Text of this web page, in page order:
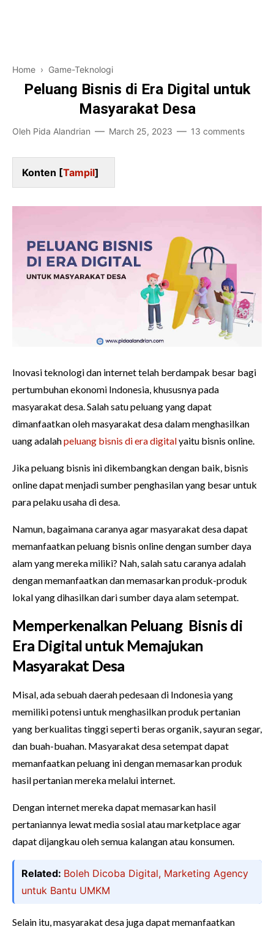
Game-Teknologi
Entertainment
Home › Game-Teknologi
Peluang Bisnis di Era Digital untuk
Masyarakat Desa
Oleh Pida Alandrian March 25, 2023 13 comments
Konten [Tampil]
Inovasi teknologi dan internet telah berdampak besar bagi
pertumbuhan ekonomi Indonesia, khususnya pada
masyarakat desa. Salah satu peluang yang dapat
dimanfaatkan oleh masyarakat desa dalam menghasilkan
uang adalahpeluang bisnis di era digitalyaitu bisnis online.
Jika peluang bisnis ini dikembangkan dengan baik, bisnis
online dapat menjadi sumber penghasilan yang besar untuk
para pelaku usaha di desa.
Namun, bagaimana caranya agar masyarakat desa dapat
memanfaatkan peluang bisnis online dengan sumber daya
alam yang mereka miliki? Nah, salah satu caranya adalah
dengan memanfaatkan dan memasarkan produk-produk
lokal yang dihasilkan dari sumber daya alam setempat.
Memperkenalkan Peluang Bisnis di
Era Digital untuk Memajukan
Masyarakat Desa
Misal, ada sebuah daerah pedesaan di Indonesia yang
memiliki potensi untuk menghasilkan produk pertanian
yang berkualitas tinggi seperti beras organik, sayuran segar,
dan buah-buahan. Masyarakat desa setempat dapat
memanfaatkan peluang ini dengan memasarkan produk
hasil pertanian mereka melalui internet.
Dengan internet mereka dapat memasarkan hasil
pertaniannya lewat media sosial atau marketplace agar
dapat dijangkau oleh semua kalangan atau konsumen.
Related: Boleh Dicoba Digital, Marketing Agency
untuk Bantu UMKM
Selain itu, masyarakat desa juga dapat memanfaatkan